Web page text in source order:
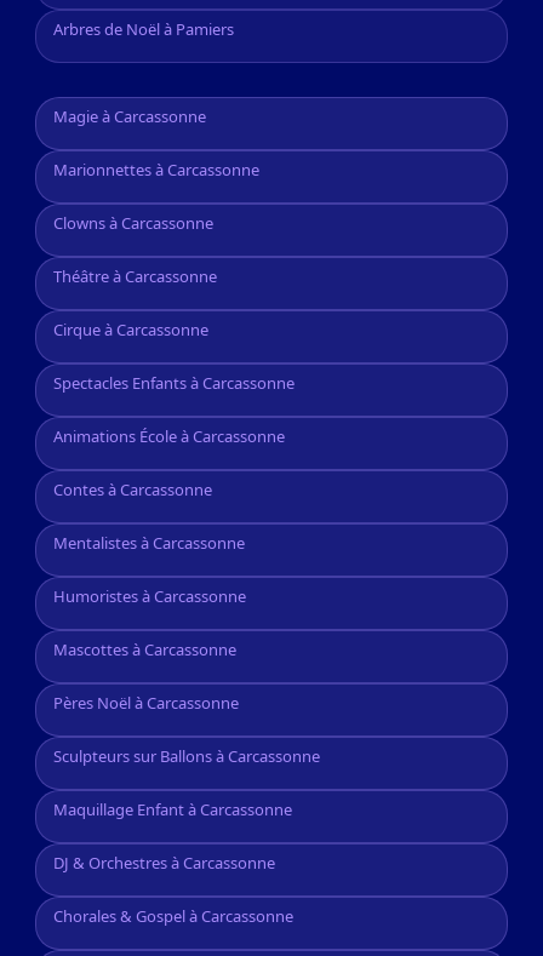
Arbres de Noël à Pamiers
Magie à Carcassonne
Marionnettes à Carcassonne
Clowns à Carcassonne
Théâtre à Carcassonne
Cirque à Carcassonne
Spectacles Enfants à Carcassonne
Animations École à Carcassonne
Contes à Carcassonne
Mentalistes à Carcassonne
Humoristes à Carcassonne
Mascottes à Carcassonne
Pères Noël à Carcassonne
Sculpteurs sur Ballons à Carcassonne
Maquillage Enfant à Carcassonne
DJ & Orchestres à Carcassonne
Chorales & Gospel à Carcassonne